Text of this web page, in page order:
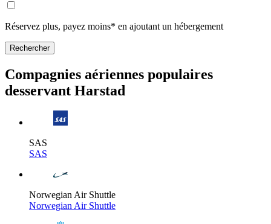
Réservez plus, payez moins* en ajoutant un hébergement
Rechercher
Compagnies aériennes populaires
desservant Harstad
SAS
SAS
Norwegian Air Shuttle
Norwegian Air Shuttle